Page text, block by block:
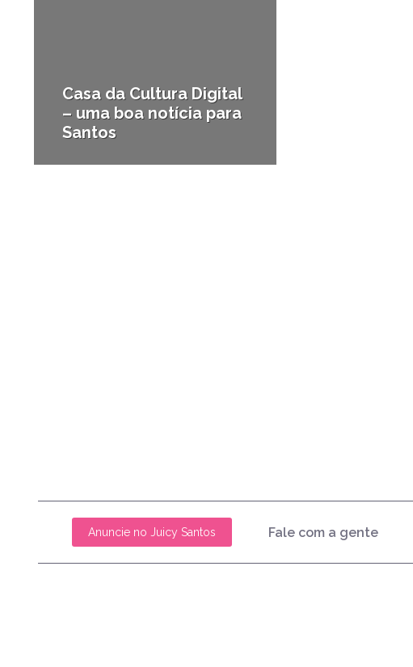
Casa da Cultura Digital
– uma boa notícia para
Santos
Anuncie no Juicy Santos Fale com a gente